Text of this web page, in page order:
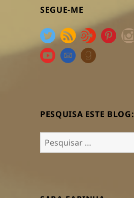
SEGUE-ME
PESQUISA ESTE BLOG:
Pesquisar
por: